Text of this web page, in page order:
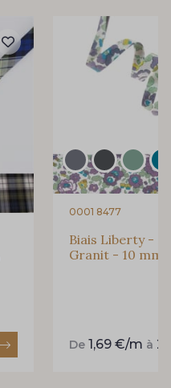
0001 8477
Biais Liberty -
Granit - 10 mm
De1,69 €/m à